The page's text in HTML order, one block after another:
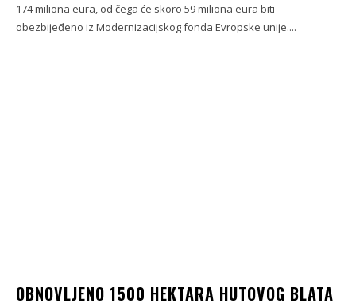
174 miliona eura, od čega će skoro 59 miliona eura biti
obezbijeđeno iz Modernizacijskog fonda Evropske unije....
OBNOVLJENO 1500 HEKTARA HUTOVOG BLATA